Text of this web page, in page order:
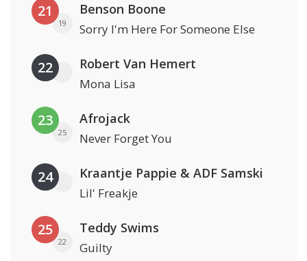
21
19
Benson Boone
Sorry I'm Here For Someone Else
22 Robert Van Hemert
Mona Lisa
23
25
Afrojack
Never Forget You
24 Kraantje Pappie & ADF Samski
Lil' Freakje
25
22
Teddy Swims
Guilty